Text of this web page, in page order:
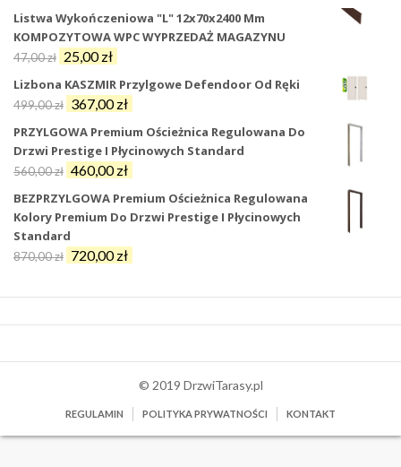
cena
wynosiła:
32,00 zł.
cena
wynosi:
Listwa Wykończeniowa "L" 12x70x2400 Mm
KOMPOZYTOWA WPC WYPRZEDAŻ MAGAZYNU
47,00zł Pierwotna
cena
wynosiła:
25,00zł
cena
wynosi:
Lizbona KASZMIR Przylgowe Defendoor Od Ręki
499,00zł Pierwotna
cena
wynosiła:
499,00 zł.
367,00zł
cena
wynosi:
PRZYLGOWA Premium Ościeżnica Regulowana Do
Drzwi Prestige I Płycinowych Standard
560,00zł Pierwotna
cena
wynosiła:
560,00 zł.
460,00zł
cena
wynosi:
BEZPRZYLGOWA Premium Ościeżnica Regulowana
Kolory Premium Do Drzwi Prestige I Płycinowych
Standard
870,00zł Pierwotna
wynosiła:
720,00zł
wynosi:
© 2019 DrzwiTarasy.pl
REGULAMIN POLITYKA PRYWATNOŚCI KONTAKT